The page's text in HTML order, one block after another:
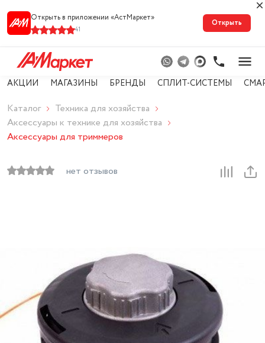
Открыть в приложении «АстМарке‪т‬»
41
Открыть
АКЦИИ МАГАЗИНЫ БРЕНДЫ СПЛИТ-СИСТЕМЫ
Каталог
Техника для хозяйства
Аксессуары к технике для хозяйства
Аксессуары для триммеров
нет отзывов